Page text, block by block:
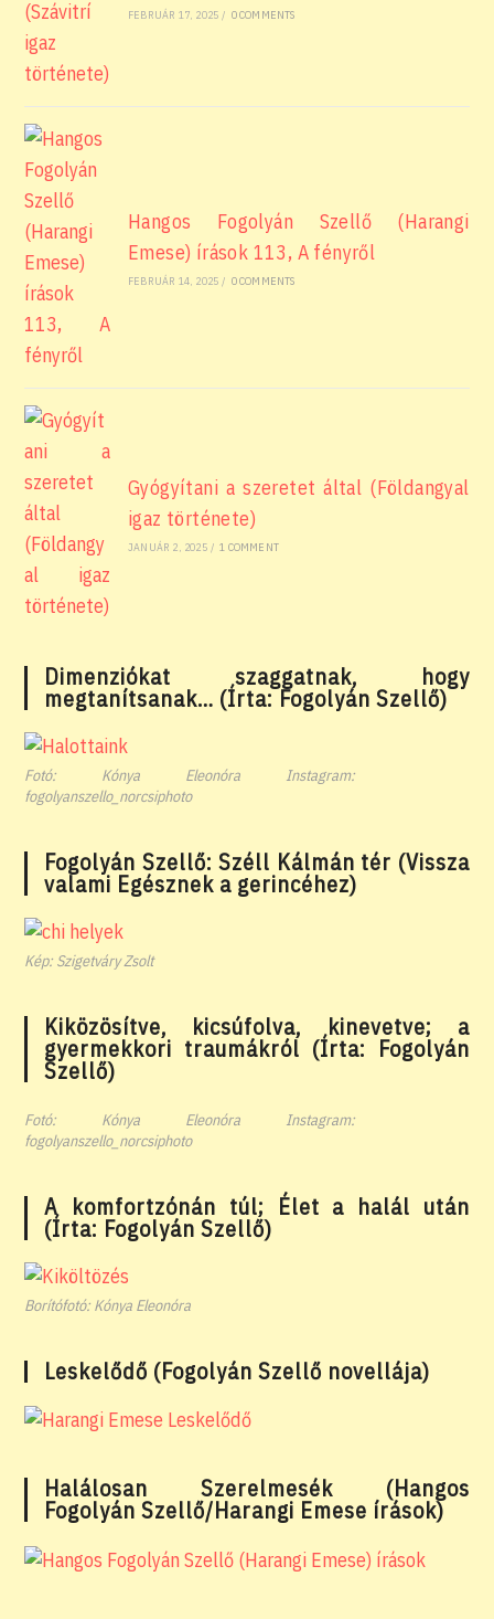
FEBRUÁR 17, 2025 / 0 COMMENTS
Hangos Fogolyán Szellő (Harangi
Emese) írások 113, A fényről
FEBRUÁR 14, 2025 / 0 COMMENTS
Gyógyítani a szeretet által (Földangyal
igaz története)
JANUÁR 2, 2025 / 1 COMMENT
Dimenziókat szaggatnak, hogy
megtanítsanak… (Írta: Fogolyán Szellő)
Fotó: Kónya Eleonóra Instagram:
fogolyanszello_norcsiphoto
Fogolyán Szellő: Széll Kálmán tér (Vissza
valami Egésznek a gerincéhez)
Kép: Szigetváry Zsolt
Kiközösítve, kicsúfolva, kinevetve; a
gyermekkori traumákról (Írta: Fogolyán
Szellő)
Fotó: Kónya Eleonóra Instagram:
fogolyanszello_norcsiphoto
A komfortzónán túl; Élet a halál után
(Írta: Fogolyán Szellő)
Borítófotó: Kónya Eleonóra
Leskelődő (Fogolyán Szellő novellája)
Halálosan Szerelmesék (Hangos
Fogolyán Szellő/Harangi Emese írások)